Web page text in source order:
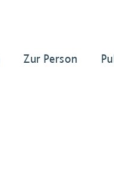
Zur Person